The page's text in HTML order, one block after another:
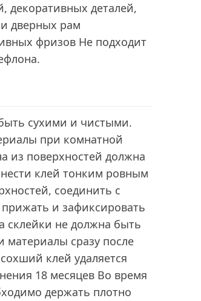
декоративных деталей,
дверных рам
фризов Не подходит
сухими и чистыми.
при комнатной
из поверхностей должна
клей тонким ровным
соединить с
и зафиксировать
склейки не должна быть
материалы сразу после
клей удаляется
18 месяцев Во время
держать плотно